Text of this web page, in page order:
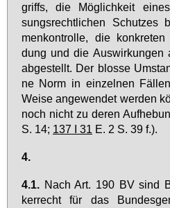
griffs, die Mög­lich­keit
sungs­recht­li­chen
men­kon­trol­le, die
dung und die Aus­wir­kun­gen
ab­ge­stellt. Der blos­se
ne Norm in ein­zel­nen
Wei­se an­ge­wen­det wer­den
noch nicht zu de­ren
S. 14; 137 I 31 E. 2 S. 39 f.).
4.
4.1. Nach Art. 190 BV sind
ker­recht für das